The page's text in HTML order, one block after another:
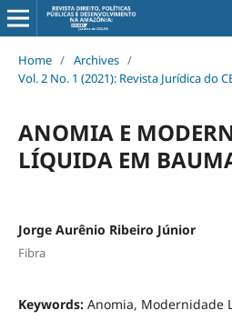
Home / Archives /
Vol. 2 No. 1 (2021): Revista Jurídica do
ANOMIA E
LÍQUIDA EM
Jorge Aurênio Ribeiro Júnior
Fibra
Keywords: Anomia, Modernidade